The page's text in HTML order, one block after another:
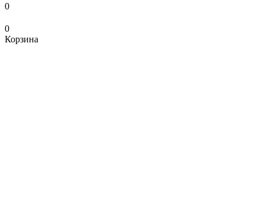
0
0
Корзина